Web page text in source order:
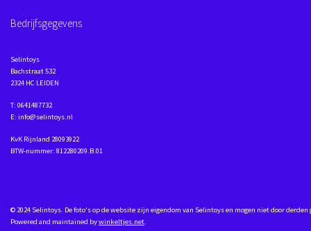
Bedrijfsgegevens
Selintoys
Bachstraat 532
2324 HC LEIDEN
T: 0641487732
E: info@selintoys.nl
KvK Rijnland 28093922
BTW-nummer: 812280209.B.01
© 2024 Selintoys. De foto's op de website zijn eigendom van Selintoys en mogen niet door
Powered and maintained bywinkeltjes.net.